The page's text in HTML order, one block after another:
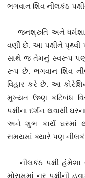
ભગવાન શિવ નીલકંઠ
જનશ્રુતિ અને
વર્ણી છે. આ પક્ષીને
સાથે જ તેમનું સ્વરૂપ પણ
રૂપ છે. ભગવાન શિવ
વિહાર કરે છે. આ
મુખ્યત ઉષ્ણ કટિબંધ
પક્ષીના દર્શન થવાથી
અને શુભ કાર્ય ઘરમાં
સમયમાં ક્યારે પણ
નીલકંઠ પક્ષી હંમેશા
મોસમમાં નર પક્ષીની